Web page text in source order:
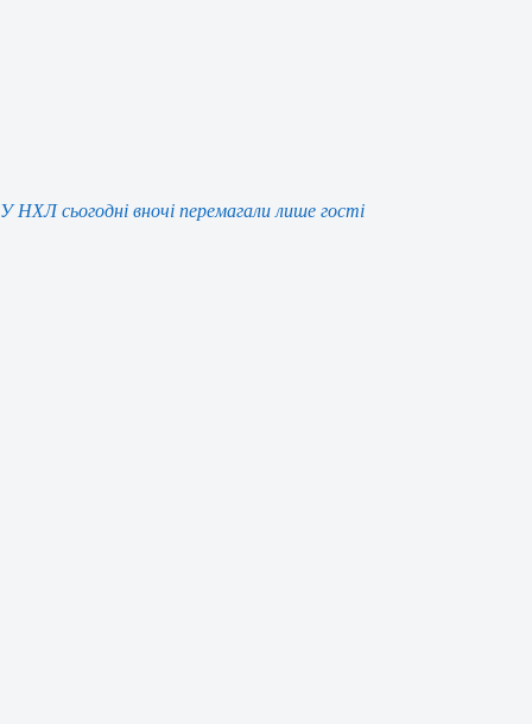
У НХЛ сьогодні вночі перемагали лише гості